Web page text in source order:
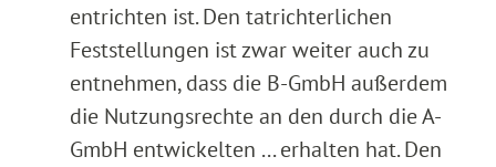
entrichten ist. Den tatrichterlichen
Feststellungen ist zwar weiter auch zu
entnehmen, dass die B-GmbH außerdem
die Nutzungsrechte an den durch die A-
GmbH entwickelten ... erhalten hat. Den